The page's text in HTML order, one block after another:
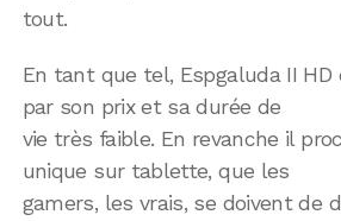
tout.
En tant que tel, Espgaluda II
par son prix et sa durée de
vie très faible. En revanche il
unique sur tablette, que les
gamers, les vrais, se doivent de